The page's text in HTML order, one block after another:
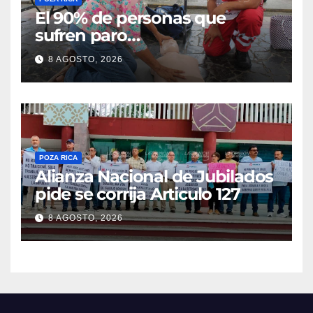
El 90% de personas que
sufren paro
cardiorrespiratorio mueren
8 AGOSTO, 2026
POZA RICA
Alianza Nacional de Jubilados
pide se corrija Articulo 127
8 AGOSTO, 2026